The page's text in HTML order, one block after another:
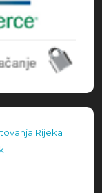
Rijeka